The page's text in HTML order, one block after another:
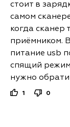
стоит в
самом
когда сканер
приёмником.
питание usb
спящий
нужно
1 0